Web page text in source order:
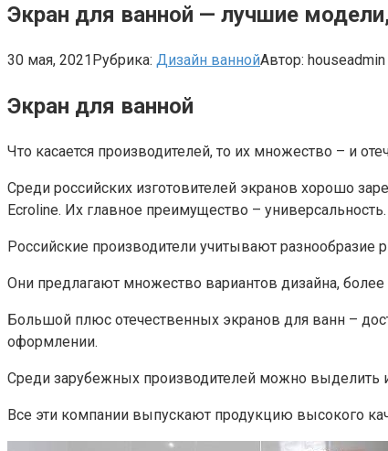
Экран для ванной — лучшие
30 мая, 2021Рубрика: Дизайн ваннойАвтор: houseadmin
Экран для ванной
Что касается производителей, то их множество – и
Среди российских изготовителей экранов хорошо
Ecroline. Их главное преимущество – универсальность.
Российские производители учитывают разнообразие
Они предлагают множество вариантов дизайна,
Большой плюс отечественных экранов для ванн –
оформлении.
Среди зарубежных производителей можно выделить
Все эти компании выпускают продукцию высокого